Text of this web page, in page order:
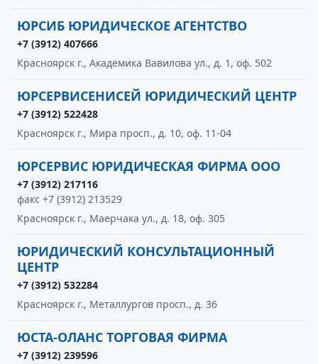
ЮРСИБ ЮРИДИЧЕСКОЕ АГЕНТСТВО
+7 (3912) 407666
Красноярск г., Академика Вавилова ул., д. 1, оф. 502
ЮРСЕРВИСЕНИСЕЙ ЮРИДИЧЕСКИЙ ЦЕНТР
+7 (3912) 522428
Красноярск г., Мира просп., д. 10, оф. 11-04
ЮРСЕРВИС ЮРИДИЧЕСКАЯ ФИРМА ООО
+7 (3912) 217116
факс +7 (3912) 213529
Красноярск г., Маерчака ул., д. 18, оф. 305
ЮРИДИЧЕСКИЙ КОНСУЛЬТАЦИОННЫЙ
ЦЕНТР
+7 (3912) 532284
Красноярск г., Металлургов просп., д. 36
ЮСТА-ОЛАНС ТОРГОВАЯ ФИРМА
+7 (3912) 239596